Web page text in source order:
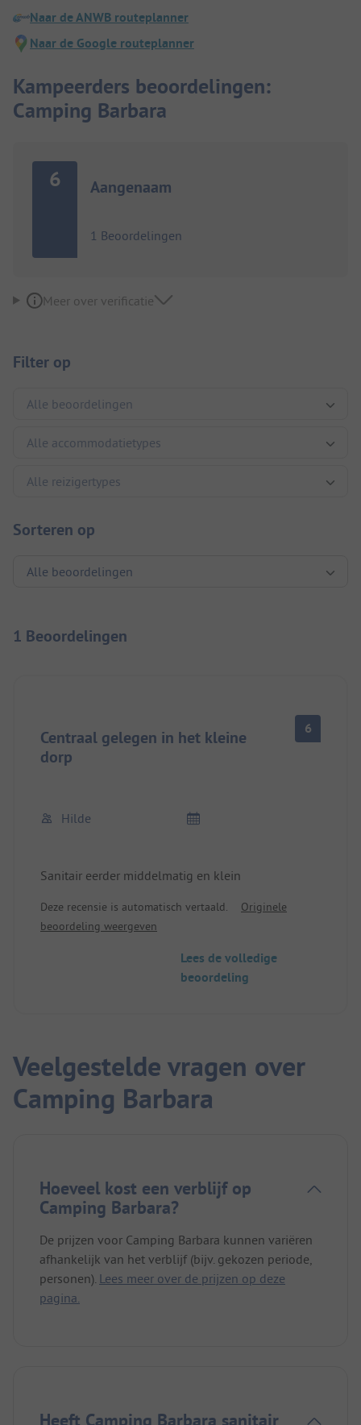
Naar de ANWB routeplanner
Naar de Google routeplanner
Kampeerders beoordelingen:
Camping Barbara
6 Aangenaam
1 Beoordelingen
Meer over verificatie
Filter op
Sorteren op
1 Beoordelingen
Centraal gelegen in het kleine
dorp
6
Hilde
Sanitair eerder middelmatig en klein
Deze recensie is automatisch vertaald.
Originele
beoordeling weergeven
Lees de volledige
beoordeling
Veelgestelde vragen over
Camping Barbara
Hoeveel kost een verblijf op
Camping Barbara?
De prijzen voor Camping Barbara kunnen variëren
afhankelijk van het verblijf (bijv. gekozen periode,
personen). Lees meer over de prijzen op deze
pagina.
Heeft Camping Barbara sanitair